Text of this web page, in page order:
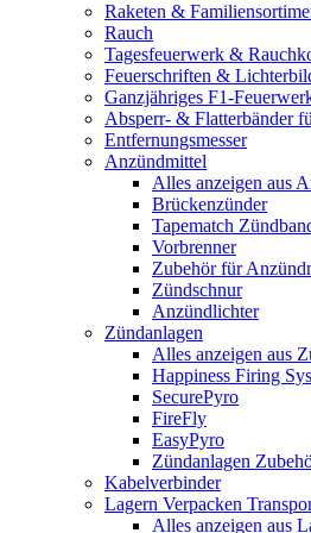
Raketen &
Rauch
Tagesfeuerwerk &
Feuerschriften &
Ganzjähriges F1-
Absperr- & Flatterbänder
Entfernungsmesser
Anzündmittel
Alles anzeigen aus
Brückenzünder
Tapematch
Vorbrenner
Zubehör für
Zündschnur
Anzündlichter
Zündanlagen
Alles anzeigen aus
Happiness Firing
SecurePyro
FireFly
EasyPyro
Zündanlagen
Kabelverbinder
Lagern Verpacken
Alles anzeigen aus